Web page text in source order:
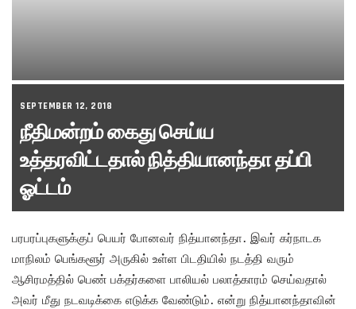
SEPTEMBER 12, 2018
நீதிமன்றம் கைது செய்ய
உத்தரவிட்டதால் நித்தியானந்தா தப்பி
ஓட்டம்
பரபரப்புகளுக்குப் பெயர் போனவர் நித்யானந்தா. இவர் கர்நாடக
மாநிலம் பெங்களூர் அருகில் உள்ள பிடதியில் நடத்தி வரும்
ஆசிரமத்தில் பெண் பக்தர்களை பாலியல் பலாத்காரம் செய்வதால்
அவர் மீது நடவடிக்கை எடுக்க வேண்டும். என்று நித்யானந்தாவின்